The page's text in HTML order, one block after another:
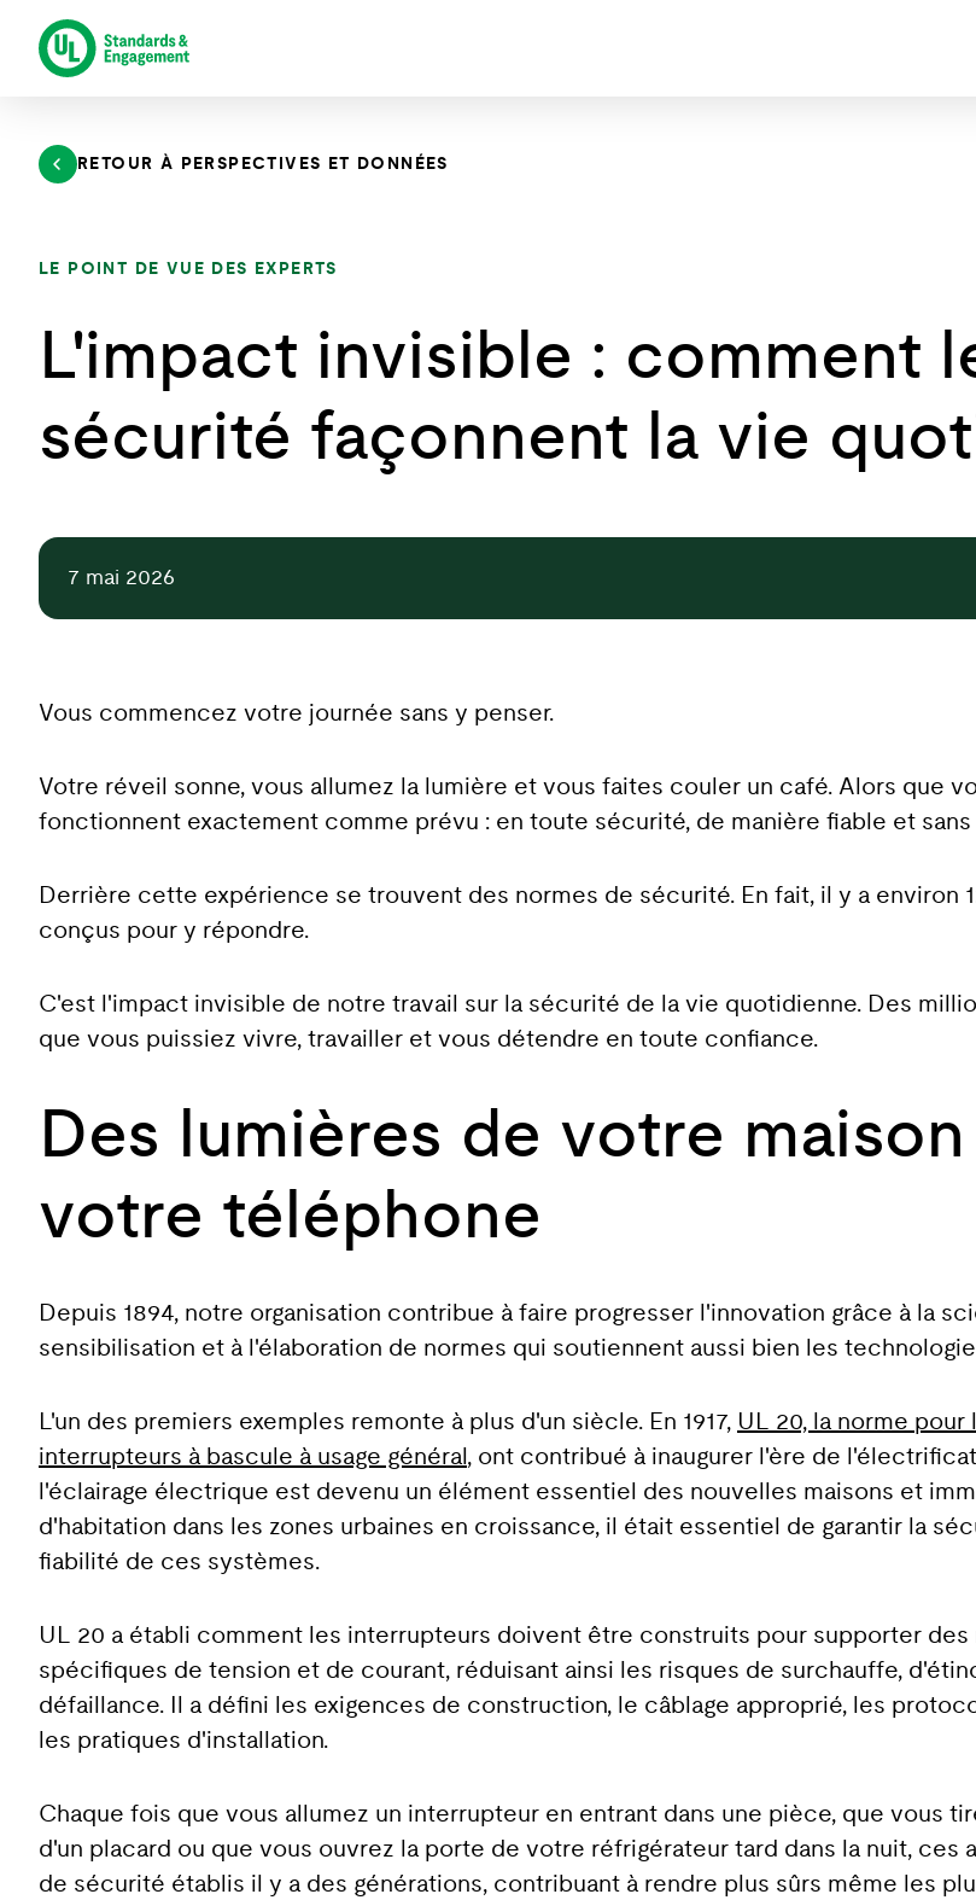
contenu
RETOUR À PERSPECTIVES ET DONNÉES
LE POINT DE VUE DES EXPERTS
L'impact invisible : comment
sécurité façonnent la vie
7 mai 2026
Vous commencez votre journée sans y penser.
Votre réveil sonne, vous allumez la lumière et vous faites couler un café. Alors que
fonctionnent exactement comme prévu : en toute sécurité, de manière fiable et sans
Derrière cette expérience se trouvent des normes de sécurité. En fait, il y a environ
conçus pour y répondre.
C'est l'impact invisible de notre travail sur la sécurité de la vie quotidienne. Des
que vous puissiez vivre, travailler et vous détendre en toute confiance.
Des lumières de votre
votre téléphone
Depuis 1894, notre organisation contribue à faire progresser l'innovation grâce à la
sensibilisation et à l'élaboration de normes qui soutiennent aussi bien les
L'un des premiers exemples remonte à plus d'un siècle. En 1917, UL 20, la norme pour
interrupteurs à bascule à usage général , ont contribué à inaugurer l'ère de
l'éclairage électrique est devenu un élément essentiel des nouvelles maisons et
d'habitation dans les zones urbaines en croissance, il était essentiel de garantir la
fiabilité de ces systèmes.
UL 20 a établi comment les interrupteurs doivent être construits pour supporter des
spécifiques de tension et de courant, réduisant ainsi les risques de surchauffe,
défaillance. Il a défini les exigences de construction, le câblage approprié, les
les pratiques d'installation.
Chaque fois que vous allumez un interrupteur en entrant dans une pièce, que vous
d'un placard ou que vous ouvrez la porte de votre réfrigérateur tard dans la nuit,
de sécurité établis il y a des générations, contribuant à rendre plus sûrs même les